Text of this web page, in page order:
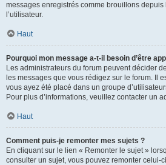
messages enregistrés comme brouillons
l’utilisateur.
Haut
Pourquoi mon message a-t-il besoin d’être
Les administrateurs du forum peuvent décider
les messages que vous rédigez sur le forum. Il
vous ayez été placé dans un groupe
Pour plus d’informations, veuillez contacter un
Haut
Comment puis-je remonter mes sujets ?
En cliquant sur le lien « Remonter le sujet »
consulter un sujet, vous pouvez remonter celui-